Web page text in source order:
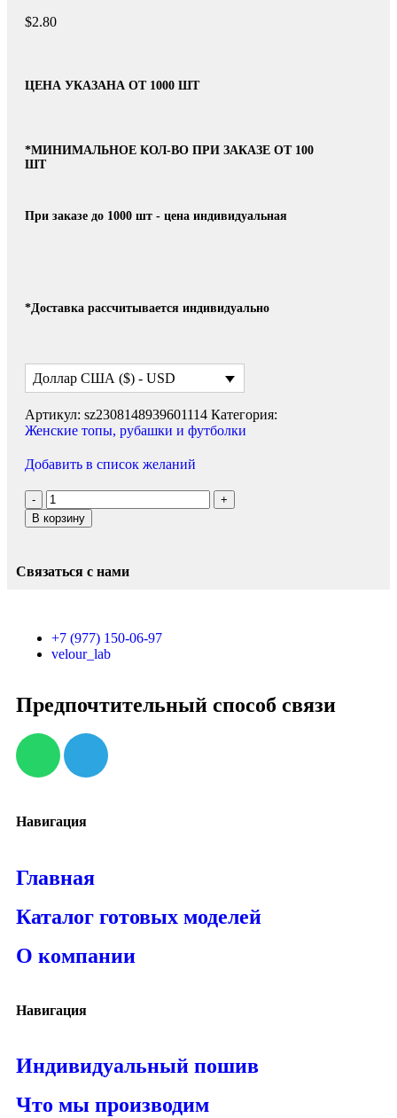
$2.80
ЦЕНА УКАЗАНА ОТ 1000 ШТ
*МИНИМАЛЬНОЕ КОЛ-ВО ПРИ ЗАКАЗЕ ОТ 100
ШТ
При заказе до 1000 шт - цена индивидуальная
*Доставка рассчитывается индивидуально
Доллар США ($) - USD
Артикул: sz2308148939601114 Категория:
Женские топы, рубашки и футболки
Добавить в список желаний
В корзину
Связаться с нами
+7 (977) 150-06-97
velour_lab
Предпочтительный способ связи
Навигация
Главная
Каталог готовых моделей
О компании
Навигация
Индивидуальный пошив
Что мы производим